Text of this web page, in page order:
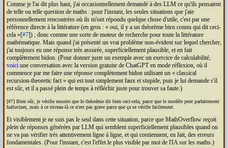
Comme je l'ai dit plus haut, j'ai occasionnellement demandé à des LLMce qu'ils pensaient
de telle ou telle question de maths : pour l'instant, les seules situations que j'aie
personnellement rencontrées où ils m'ont répondu quelque chose d'utile, c'est par une
référence directe à la littérature (en gros :
oui, il y a un théorème bien connu qui dit ceci-
cela
[#7]) ; donc comme une sorte de moteur de recherche pour toute la littérature
mathématique. Mais quand j'ai présenté un vrai problème non-évident sur lequel chercher,
j'ai toujours eu une réponse très assurée, superficiellement plausible, et en fait
complètement bidon. (Pour donner juste un exemple avec un exercice de calculabilité,
voiciune conversation avec la version gratuite de ChatGPTen mode réflexion, où il
commence par me faire une réponse complètement bidon utilisant un
classical
recursion-theoretic fact
qui est tout simplement faux et stupide, puis je lui demande s'il
est sûr, et il a passé plein de temps à réfléchir juste pour trouver sa faute.)
[#7] Bien sûr, je vérifie ensuite que le théorème dit bien ceci-cela, parce que le modèle peut parfaitement
halluciner, mais à ce niveau-là ce n'est pas grave parce que ça se vérifie facilement.
Et visiblement je ne suis pas le seul dans cette situation, parce que MathOverflow reçoit
pleinde réponses générées par LLMqui semblent superficiellement plausibles quand on
ne va pas vérifier très attentivement ligne à ligne, et qui contiennent, en fait, des erreurs
fondamentales. (Pour l'instant, c'est l'effet le plus visible par moi de l'IAsur les maths.)